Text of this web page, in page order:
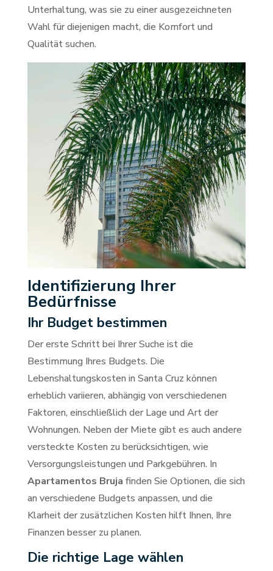
Unterhaltung, was sie zu einer ausgezeichneten
Wahl für diejenigen macht, die Komfort und
Qualität suchen.
Identifizierung Ihrer
Bedürfnisse
Ihr Budget bestimmen
Der erste Schritt bei Ihrer Suche ist die
Bestimmung Ihres Budgets. Die
Lebenshaltungskosten in Santa Cruz können
erheblich variieren, abhängig von verschiedenen
Faktoren, einschließlich der Lage und Art der
Wohnungen. Neben der Miete gibt es auch andere
versteckte Kosten zu berücksichtigen, wie
Versorgungsleistungen und Parkgebühren. In
Apartamentos Bruja finden Sie Optionen, die sich
an verschiedene Budgets anpassen, und die
Klarheit der zusätzlichen Kosten hilft Ihnen, Ihre
Finanzen besser zu planen.
Die richtige Lage wählen